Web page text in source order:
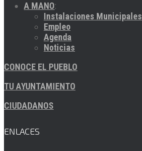
A MANO:
Instalaciones Municipales
Empleo
Agenda
Noticias
CONOCE EL PUEBLO
TU AYUNTAMIENTO
CIUDADANOS
ENLACES